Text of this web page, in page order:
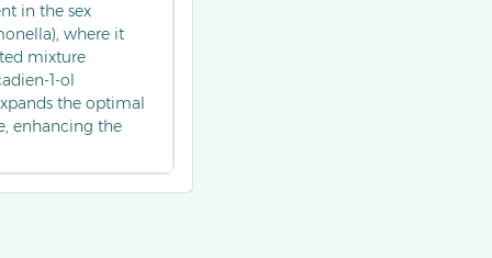
in the sex
where it
mixture
1-ol
the optimal
enhancing the
in apple and
of codling